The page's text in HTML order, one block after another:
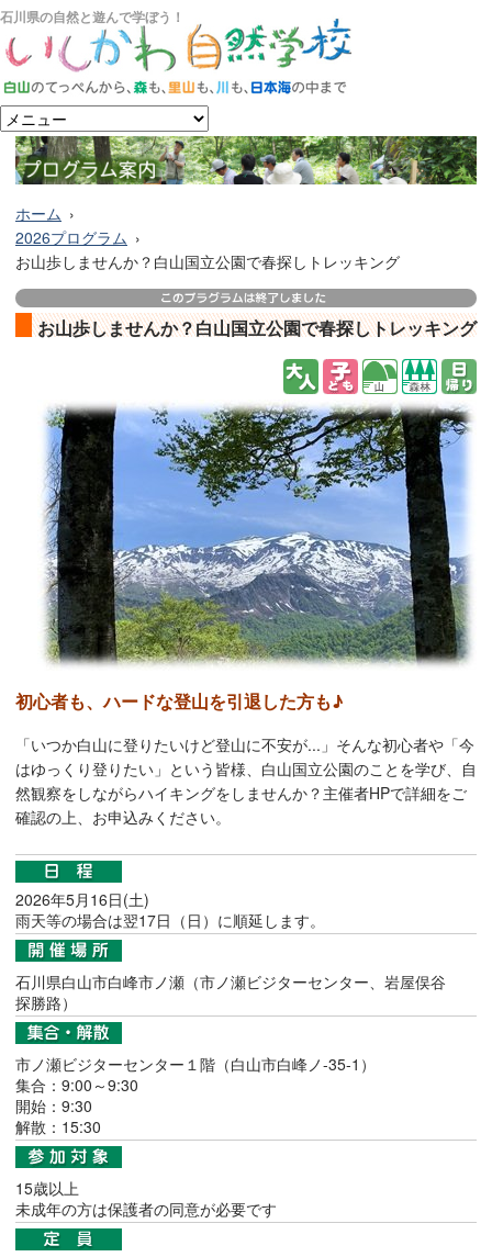
石川県の自然と遊んで学ぼう！
ホーム
2026プログラム
お山歩しませんか？白山国立公園で春探しトレッキング
お山歩しませんか？白山国立公園で春探しトレッキング
初心者も、ハードな登山を引退した方も♪
「いつか白山に登りたいけど登山に不安が...」そんな初心者や「今
はゆっくり登りたい」という皆様、白山国立公園のことを学び、自
然観察をしながらハイキングをしませんか？主催者HPで詳細をご
確認の上、お申込みください。
2026年5月16日(土)
雨天等の場合は翌17日（日）に順延します。
石川県白山市白峰市ノ瀬（市ノ瀬ビジターセンター、岩屋俣谷
探勝路）
市ノ瀬ビジターセンター１階（白山市白峰ノ-35-1）
集合：9:00～9:30
開始：9:30
解散：15:30
15歳以上
未成年の方は保護者の同意が必要です